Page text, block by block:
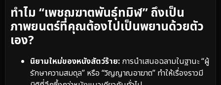
ทำไม “เพชฌฆาตพันธุ์ทมิฬ” ถึงเป็น
ภาพยนตร์ที่คุณต้องไปเป็นพยานด้วยตัว
เอง?
นิยามใหม่ของหนังสัตว์ร้าย: การนำเสนอฉลามในฐานะ “ผู้
รักษาความสมดุล” หรือ “วิญญาณอาฆาต” ทำให้เรื่องราวมี